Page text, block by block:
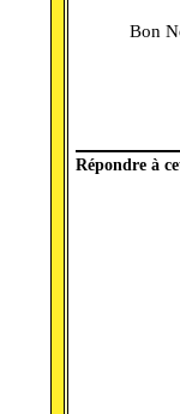
Bon
Répondre à